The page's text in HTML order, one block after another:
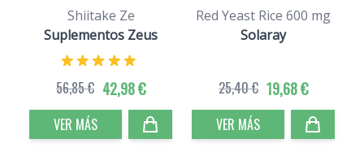
Shiitake Ze
Suplementos Zeus
42,98 €
56,85 €
VER MÁS
Red Yeast Rice 600 mg
Solaray
19,68 €
25,40 €
VER MÁS